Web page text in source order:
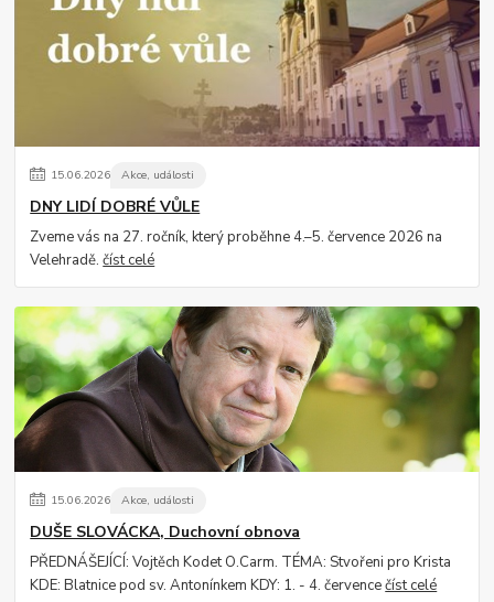
15.06.2026 Akce, události
DNY LIDÍ DOBRÉ VŮLE
Zveme vás na 27. ročník, který proběhne 4.–5. července 2026 na
Velehradě.číst celé
15.06.2026 Akce, události
DUŠE SLOVÁCKA, Duchovní obnova
PŘEDNÁŠEJÍCÍ: Vojtěch Kodet O.Carm. TÉMA: Stvořeni pro Krista
KDE: Blatnice pod sv. Antonínkem KDY: 1. - 4. červencečíst celé